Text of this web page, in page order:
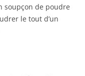
soupçon de poudre
le tout d’un